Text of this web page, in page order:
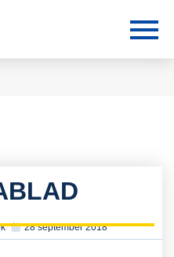
28 september 2018